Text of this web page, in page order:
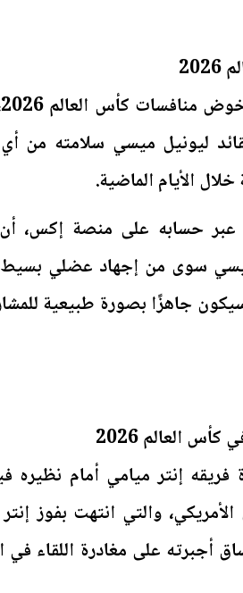
ليونيل ميسي سلامته من
الأيام الماضية.
عبر حسابه على منصة إكس،
سوى من إجهاد عضلي
جاهزًا بصورة طبيعية
العالم 2026
إنتر ميامي أمام نظيره
والتي انتهت بفوز
أجبرته على مغادرة اللقاء في